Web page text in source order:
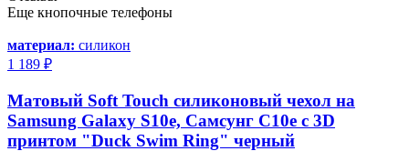
Еще кнопочные телефоны
материал: силикон
1 189 ₽
Матовый Soft Touch силиконовый чехол на
Samsung Galaxy S10e, Самсунг С10е с 3D
принтом "Duck Swim Ring" черный